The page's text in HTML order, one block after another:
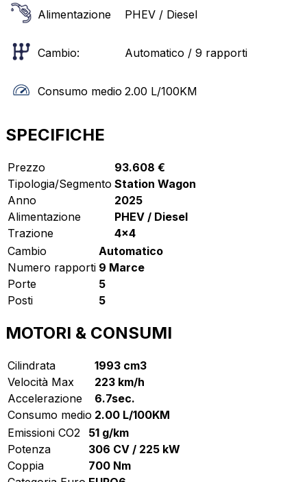
Alimentazione PHEV / Diesel
Cambio: Automatico / 9 rapporti
Consumo medio 2.00 L/100KM
SPECIFICHE
Prezzo
93.608 €
Tipologia/Segmento Station Wagon
Anno
2025
Alimentazione
PHEV / Diesel
Trazione
4x4
Cambio
Automatico
Numero rapporti 9 Marce
Porte
5
Posti
5
MOTORI & CONSUMI
Cilindrata
1993 cm3
Velocità Max
223 km/h
Accelerazione
6.7sec.
Consumo medio 2.00 L/100KM
Emissioni CO2
51 g/km
Potenza
306 CV / 225 kW
Coppia
700 Nm